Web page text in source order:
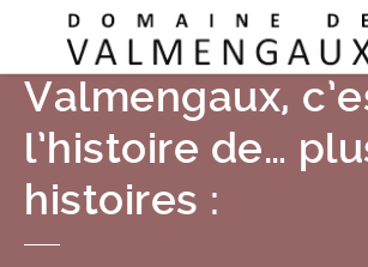
Valmengaux,
l’histoire de…
histoires :